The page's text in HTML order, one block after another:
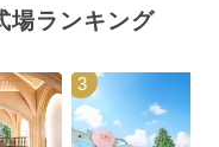
場ランキング
3